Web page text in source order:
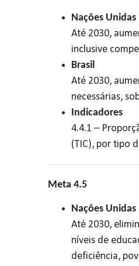
Nações Unidas
Até 2030,
inclusive
Brasil
Até 2030,
necessárias,
Indicadores
4.4.1 –
(TIC), por tipo
Meta 4.5
Nações Unidas
Até 2030,
níveis de
deficiência,